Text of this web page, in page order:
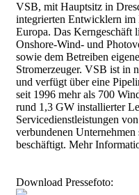
VSB, mit Hauptsitz in
integrierten Entwicklern im
Europa. Das Kerngeschäft
Onshore-Wind- und
sowie dem Betreiben
Stromerzeuger. VSB ist in
und verfügt über eine
seit 1996 mehr als 700
rund 1,3 GW installierter
Servicedienstleistungen
verbundenen
beschäftigt. Mehr
Download Pressefoto: